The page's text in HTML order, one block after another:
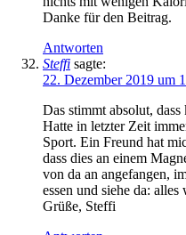
Danke für den Beitrag.
Antworten
Steffi sagte:
22. Dezember 2019 um
Das stimmt absolut,
Hatte in letzter Zeit
Sport. Ein Freund hat
dass dies an einem
von da an angefangen,
essen und siehe da:
Grüße, Steffi